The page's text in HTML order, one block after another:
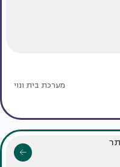
מערכת בית ונוי